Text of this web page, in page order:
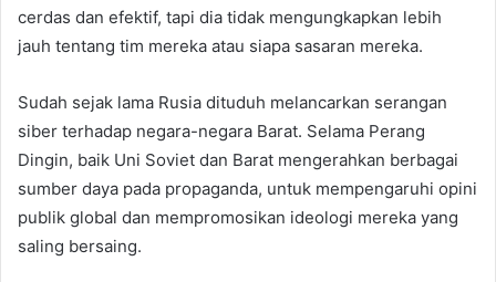
cerdas dan efektif, tapi dia tidak mengungkapkan lebih
jauh tentang tim mereka atau siapa sasaran mereka.
Sudah sejak lama Rusia dituduh melancarkan serangan
siber terhadap negara-negara Barat. Selama Perang
Dingin, baik Uni Soviet dan Barat mengerahkan berbagai
sumber daya pada propaganda, untuk mempengaruhi opini
publik global dan mempromosikan ideologi mereka yang
saling bersaing.